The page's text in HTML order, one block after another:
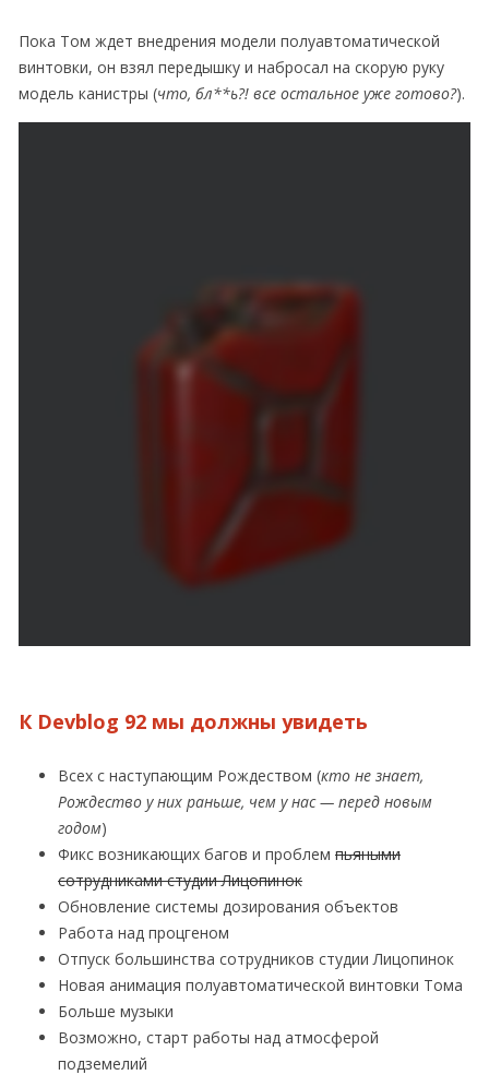
Пока Том ждет внедрения модели полуавтоматической
винтовки, он взял передышку и набросал на скорую руку
модель канистры (что, бл**ь?! все остальное уже готово?).
К Devblog 92 мы должны увидеть
Всех с наступающим Рождеством (кто не знает,
Рождество у них раньше, чем у нас — перед новым
годом)
Фикс возникающих багов и проблем пьяными
сотрудниками студии Лицопинок
Обновление системы дозирования объектов
Работа над процгеном
Отпуск большинства сотрудников студии Лицопинок
Новая анимация полуавтоматической винтовки Тома
Больше музыки
Возможно, старт работы над атмосферой
подземелий